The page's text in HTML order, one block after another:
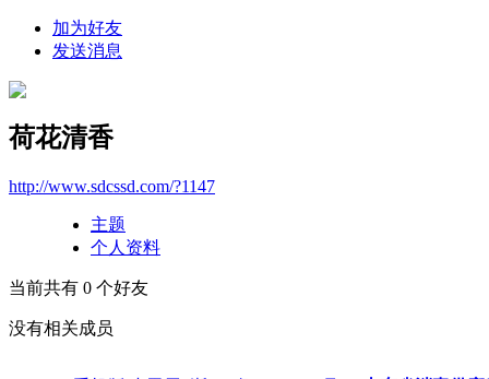
加为好友
发送消息
荷花清香
http://www.sdcssd.com/?1147
主题
个人资料
当前共有 0 个好友
没有相关成员